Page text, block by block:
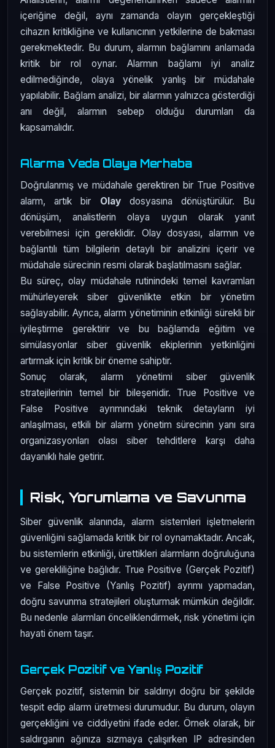
içeriğine değil, aynı zamanda olayın gerçekleştiği
cihazın kritikliğine ve kullanıcının yetkilerine de bakması
gerekmektedir. Bu durum, alarmın bağlamını anlamada
kritik bir rol oynar. Alarmın bağlamı iyi analiz
edilmediğinde, olaya yönelik yanlış bir müdahale
yapılabilir. Bağlam analizi, bir alarmın yalnızca gösterdiği
anı değil, alarmın sebep olduğu durumları da
kapsamalıdır.
Alarma Veda Olaya Merhaba
Doğrulanmış ve müdahale gerektiren bir True Positive
alarm, artık bir Olaydosyasına dönüştürülür. Bu
dönüşüm, analistlerin olaya uygun olarak yanıt
verebilmesi için gereklidir. Olay dosyası, alarmın ve
bağlantılı tüm bilgilerin detaylı bir analizini içerir ve
müdahale sürecinin resmi olarak başlatılmasını sağlar.
Bu süreç, olay müdahale rutinindeki temel kavramları
mühürleyerek siber güvenlikte etkin bir yönetim
sağlayabilir. Ayrıca, alarm yönetiminin etkinliği sürekli bir
iyileştirme gerektirir ve bu bağlamda eğitim ve
simülasyonlar siber güvenlik ekiplerinin yetkinliğini
artırmak için kritik bir öneme sahiptir.
Sonuç olarak, alarm yönetimi siber güvenlik
stratejilerinin temel bir bileşenidir. True Positive ve
False Positive ayrımındaki teknik detayların iyi
anlaşılması, etkili bir alarm yönetim sürecinin yanı sıra
organizasyonları olası siber tehditlere karşı daha
dayanıklı hale getirir.
Risk, Yorumlama ve Savunma
Siber güvenlik alanında, alarm sistemleri işletmelerin
güvenliğini sağlamada kritik bir rol oynamaktadır. Ancak,
bu sistemlerin etkinliği, ürettikleri alarmların doğruluğuna
ve gerekliliğine bağlıdır. True Positive (Gerçek Pozitif)
ve False Positive (Yanlış Pozitif) ayrımı yapmadan,
doğru savunma stratejileri oluşturmak mümkün değildir.
Bu nedenle alarmları önceliklendirmek, risk yönetimi için
hayati önem taşır.
Gerçek Pozitif ve Yanlış Pozitif
Gerçek pozitif, sistemin bir saldırıyı doğru bir şekilde
tespit edip alarm üretmesi durumudur. Bu durum, olayın
gerçekliğini ve ciddiyetini ifade eder. Örnek olarak, bir
saldırganın ağınıza sızmaya çalışırken IP adresinden